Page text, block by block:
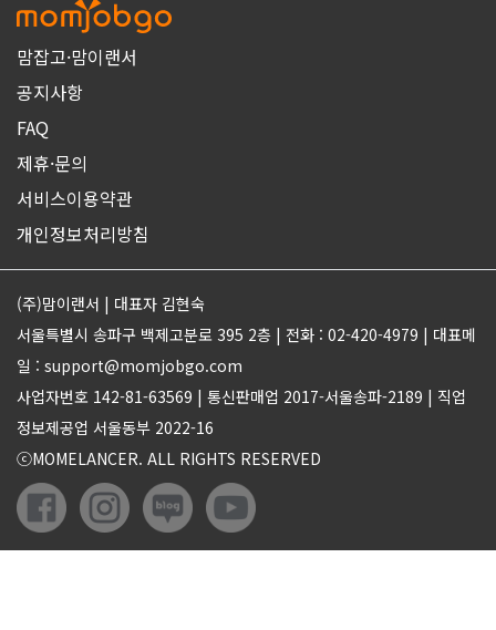
맘잡고·맘이랜서
공지사항
FAQ
제휴·문의
서비스이용약관
개인정보처리방침
(주)맘이랜서 | 대표자 김현숙
서울특별시 송파구 백제고분로 395 2층 | 전화 : 02-420-4979 | 대표메
일 : support@momjobgo.com
사업자번호 142-81-63569 | 통신판매업 2017-서울송파-2189 | 직업
정보제공업 서울동부 2022-16
ⓒMOMELANCER. ALL RIGHTS RESERVED